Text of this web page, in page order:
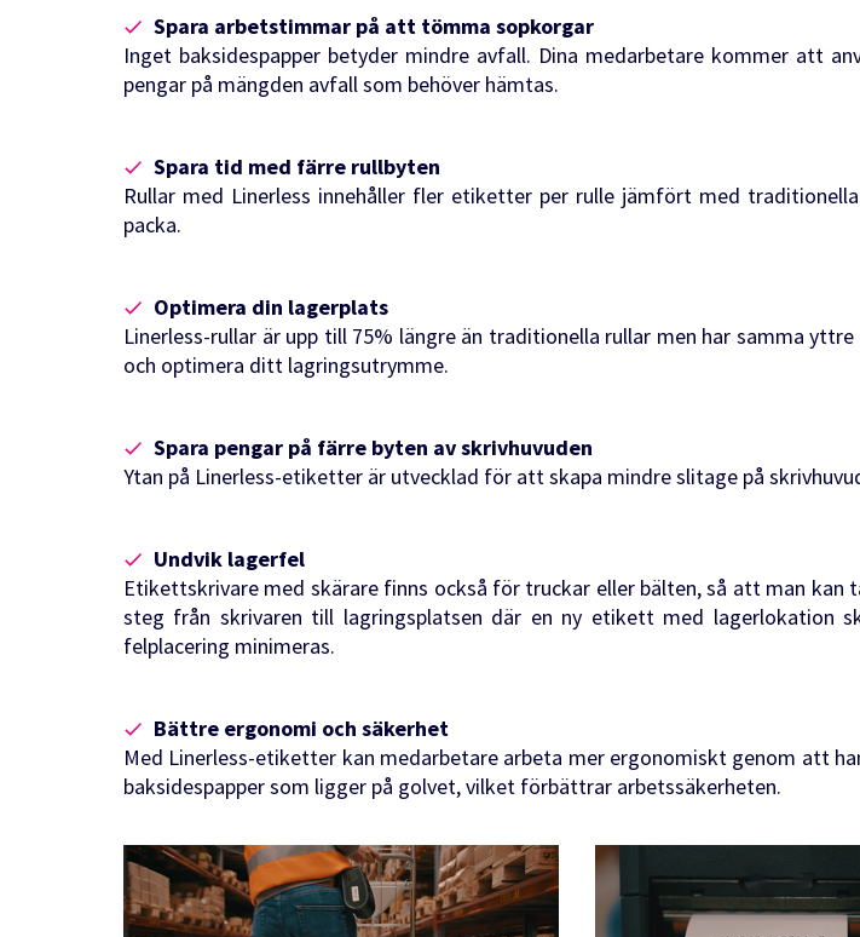
Spara arbetstimmar på att tömma sopkorgar
Inget baksidespapper betyder mindre avfall. Dina medarbetare kommer att
pengar på mängden avfall som behöver hämtas.
Spara tid med färre rullbyten
Rullar med Linerless innehåller fler etiketter per rulle jämfört med
packa.
Optimera din lagerplats
Linerless-rullar är upp till 75% längre än traditionella rullar men har samma
och optimera ditt lagringsutrymme.
Spara pengar på färre byten av skrivhuvuden
Ytan på Linerless-etiketter är utvecklad för att skapa mindre slitage på
Undvik lagerfel
Etikettskrivare med skärare finns också för truckar eller bälten, så att man
steg från skrivaren till lagringsplatsen där en ny etikett med lagerlokation
felplacering minimeras.
Bättre ergonomi och säkerhet
Med Linerless-etiketter kan medarbetare arbeta mer ergonomiskt genom att
baksidespapper som ligger på golvet, vilket förbättrar arbetssäkerheten.